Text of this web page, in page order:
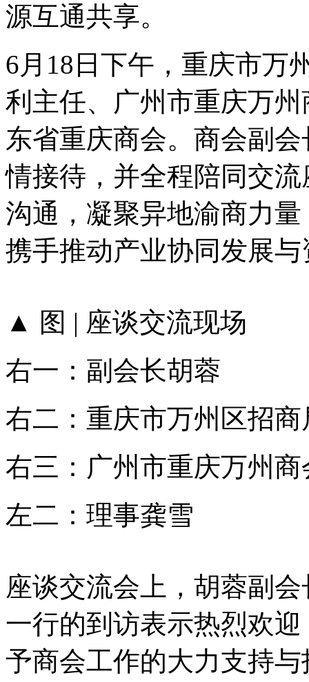
源互通共享。
6月18日下午，重庆市万
利主任、广州市重庆万
东省重庆商会。商会副
情接待，并全程陪同交
沟通，凝聚异地渝商力
携手推动产业协同发展
▲ 图 | 座谈交流现场
右一：副会长胡蓉
右二：重庆市万州区招
右三：广州市重庆万州
左二：理事龚雪
座谈交流会上，胡蓉副
一行的到访表示热烈欢
予商会工作的大力支持